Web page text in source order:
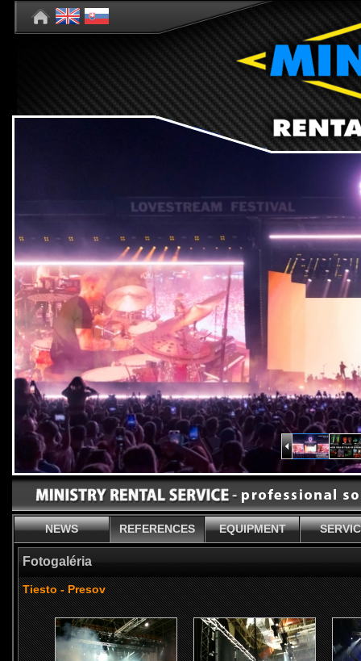
NEWS REFERENCES EQUIPMENT
Fotogaléria
Tiesto - Presov